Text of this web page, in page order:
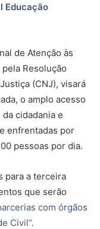
Educação
de Atenção às
Resolução
(CNJ), visará
o amplo acesso
cidadania e
enfrentadas por
pessoas por dia.
para a terceira
que serão
com órgãos
Civil”.